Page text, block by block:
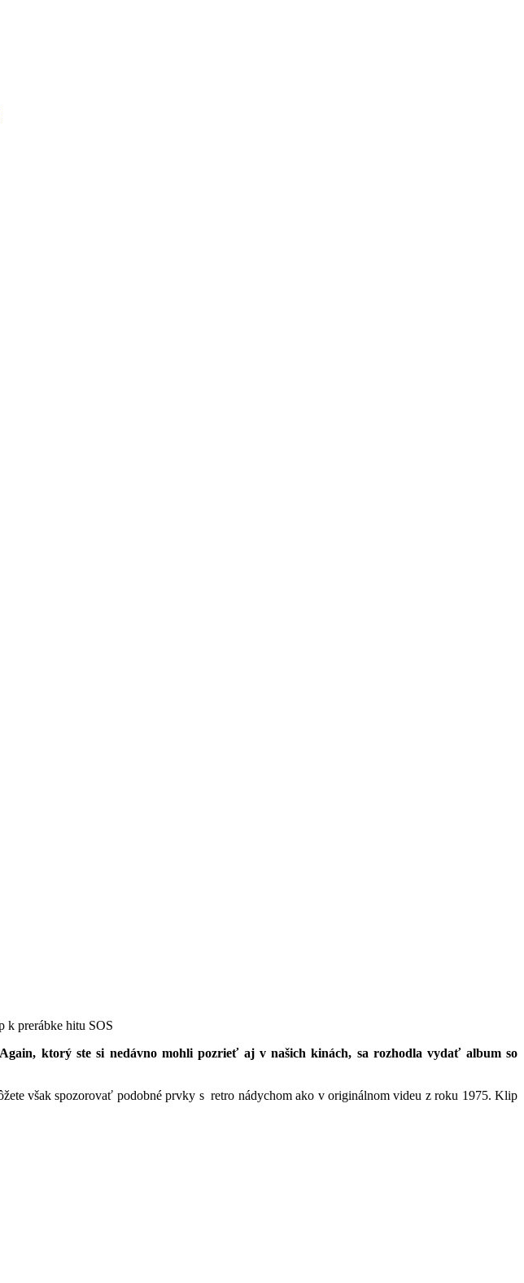
k prerábke hitu SOS
ktorý ste si nedávno mohli pozrieť aj v našich kinách, sa rozhodla vydať album so
však spozorovať podobné prvky s retro nádychom ako v originálnom videu z roku 1975. Klip